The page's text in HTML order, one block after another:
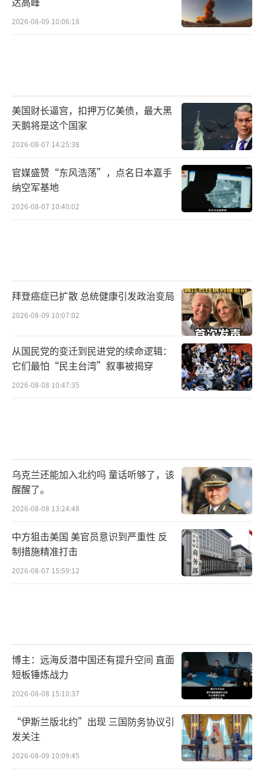
世界”。他的中国之行聚焦于实实在在的商业
的代表团成员名单上挤满了寻求中国市场和投
资机会的英国企业家。
而在东京的七个多小时里，会谈的焦点迅
速转向了“安全保障”、“战略伙伴关
系”、“印太地区自由开放”等词汇。尽管双
方也提到了经济合作，但安全议题占据了更核
斯塔默试图在公开场合保持一种平衡姿
态。他在伦敦的一场演讲中明确说：“英国不
必在美国和中国之间做出选择。”他认为，将
中国这样一个巨大的经济体简单地视为威胁
而“视而不见”，是一种“鲁莽”的行为。他
的访华之旅本身是对这番话的实践。然而，东
抚。
就在斯塔默离开东京后不久，俄罗斯科学
院远东研究所的一位资深研究员在接受采访时
点出了关键。他认为，斯塔默此次访华展示了
中英双方在经贸和战略自主性上的合作空间，
但这更多是基于现实国家利益的一次“战术性
调整”。这位专家强调，西方阵营对华进行战
几乎在同一时间，日本一位前外务省高级
官员在社交媒体上发布了一系列言论，为俄专
为所谓的“夕阳国家”，声称其发展动能已经
衰竭；同时，他将日本吹嘘为充满活力的“朝
阳国家”。这种情绪化和歧视性的对比暴露出
2026-08-09 10:06:18
美国财长逼宫，扣押万亿美债，最大黑
天鹅将是这个国家
2026-08-07 14:25:38
官媒盛赞“东风浩荡”，点名日本嘉手
纳空军基地
2026-08-07 10:40:02
拜登癌症已扩散 总统健康引发政治变局
2026-08-09 10:07:02
从国民党的变迁到民进党的续命逻辑：
它们最怕“民主台湾”叙事被揭穿
2026-08-08 10:47:35
乌克兰还能加入北约吗 童话听够了，该
醒醒了。
2026-08-08 13:24:48
中方狙击美国 美官员意识到严重性 反
制措施精准打击
2026-08-07 15:59:12
博主：远海反潜中国还有提升空间 直面
短板锤炼战力
2026-08-08 15:10:37
“伊斯兰版北约”出现 三国防务协议引
发关注
2026-08-09 10:09:45